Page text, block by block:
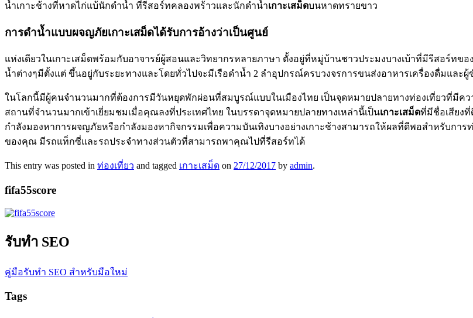
น้ำเกาะช้างที่หาดไก่แบ้นักดำน้ำ ที่รีสอร์ทคลองพร้าวและนักดำน้ำเกาะเสม็ดบนหาดทรายขาว
การดำน้ำแบบผจญภัยเกาะเสม็ดได้รับการอ้างว่าเป็นศูนย์
แห่งเดียวในเกาะเสม็ดพร้อมกับอาจารย์ผู้สอนและวิทยากรหลายภาษา ตั้งอยู่ที่หมู่บ้านชาวประมงบางเบ้าที่มีรีสอร์ทข
น้ำต่างๆมีตั้งแต่ ขึ้นอยู่กับระยะทางและโดยทั่วไปจะมีเรือดำน้ำ 2 ลำอุปกรณ์ครบวงจรการขนส่งอาหารเครื่องดื่มและผู้
ในโลกนี้มีผู้คนจำนวนมากที่ต้องการมีวันหยุดพักผ่อนที่สมบูรณ์แบบในเมืองไทย เป็นจุดหมายปลายทางท่องเที่ยวที่มี
สถานที่จำนวนมากเข้าเยี่ยมชมเมื่อคุณลงที่ประเทศไทย ในบรรดาจุดหมายปลายทางเหล่านี้เป็นเกาะเสม็ดที่มีชื่อเสียงที่
กำลังมองหาการผจญภัยหรือกำลังมองหากิจกรรมเพื่อความบันเทิงบางอย่างเกาะช้างสามารถให้ผลที่ดีพอสำหรับกา
ของคุณ มีรถแท็กซี่และรถประจำทางส่วนตัวที่สามารถพาคุณไปที่รีสอร์ทได้
This entry was posted in ท่องเที่ยว and tagged เกาะเสม็ด on 27/12/2017 by admin.
fifa55score
รับทำ SEO
คู่มือรับทำ SEO สำหรับมือใหม่
Tags